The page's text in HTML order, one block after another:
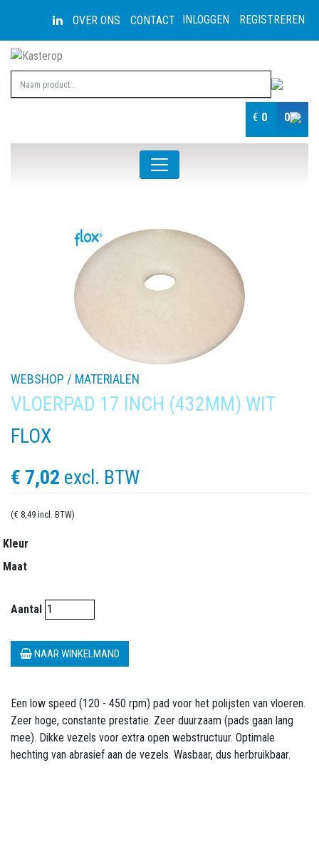
INLOGGEN REGISTREREN
OVER ONS CONTACT
€ 0 0
WEBSHOP / MATERIALEN
VLOERPAD 17 INCH (432MM) WIT
FLOX
€ 7,02 excl. BTW
(€ 8,49 incl. BTW)
Kleur
Maat
Aantal
NAAR WINKELMAND
Een low speed (120 - 450 rpm) pad voor het polijsten van vloeren.
Zeer hoge, constante prestatie. Zeer duurzaam (pads gaan lang
mee). Dikke vezels voor extra open webstructuur. Optimale
hechting van abrasief aan de vezels. Wasbaar, dus herbruikbaar.